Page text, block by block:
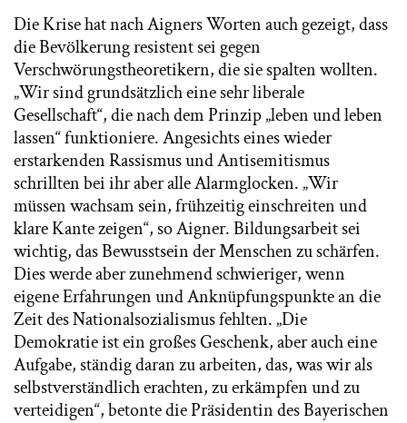
Die Krise hat nach Aigners Worten auch gezeigt, dass
die Bevölkerung resistent sei gegen
Verschwörungstheoretikern, die sie spalten wollten.
„Wir sind grundsätzlich eine sehr liberale
Gesellschaft“, die nach dem Prinzip „leben und leben
lassen“ funktioniere. Angesichts eines wieder
erstarkenden Rassismus und Antisemitismus
schrillten bei ihr aber alle Alarmglocken. „Wir
müssen wachsam sein, frühzeitig einschreiten und
klare Kante zeigen“, so Aigner. Bildungsarbeit sei
wichtig, das Bewusstsein der Menschen zu schärfen.
Dies werde aber zunehmend schwieriger, wenn
eigene Erfahrungen und Anknüpfungspunkte an die
Zeit des Nationalsozialismus fehlten. „Die
Demokratie ist ein großes Geschenk, aber auch eine
Aufgabe, ständig daran zu arbeiten, das, was wir als
selbstverständlich erachten, zu erkämpfen und zu
verteidigen“, betonte die Präsidentin des Bayerischen